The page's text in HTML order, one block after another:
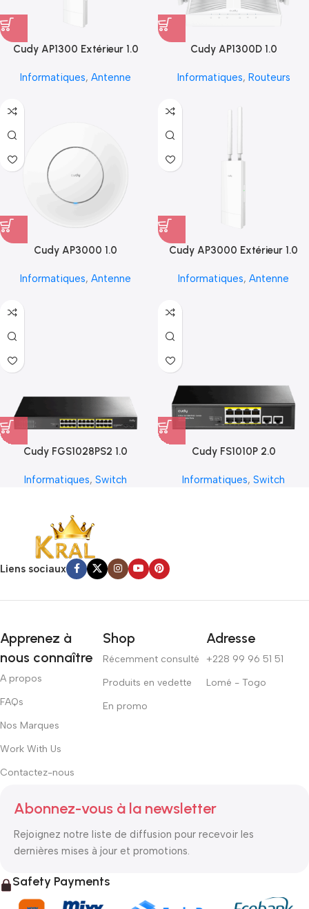
Cudy AP1300 Extérieur 1.0
Informatiques, Antenne
Cudy AP1300D 1.0
Informatiques, Routeurs
Cudy AP3000 1.0
Informatiques, Antenne
Cudy AP3000 Extérieur 1.0
Informatiques, Antenne
Cudy FGS1028PS2 1.0
Informatiques, Switch
Cudy FS1010P 2.0
Informatiques, Switch
Liens sociaux
Apprenez à
nous connaître
A propos
FAQs
Nos Marques
Work With Us
Contactez-nous
Shop
Récemment consulté
Produits en vedette
En promo
Adresse
+228 99 96 51 51
Lomé - Togo
Abonnez-vous à la newsletter
Rejoignez notre liste de diffusion pour recevoir les
dernières mises à jour et promotions.
Safety Payments